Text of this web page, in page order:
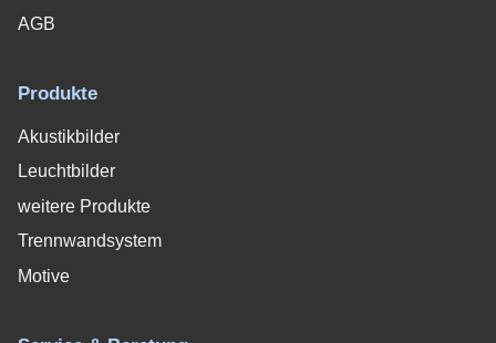
AGB
Produkte
Akustikbilder
Leuchtbilder
weitere Produkte
Trennwandsystem
Motive